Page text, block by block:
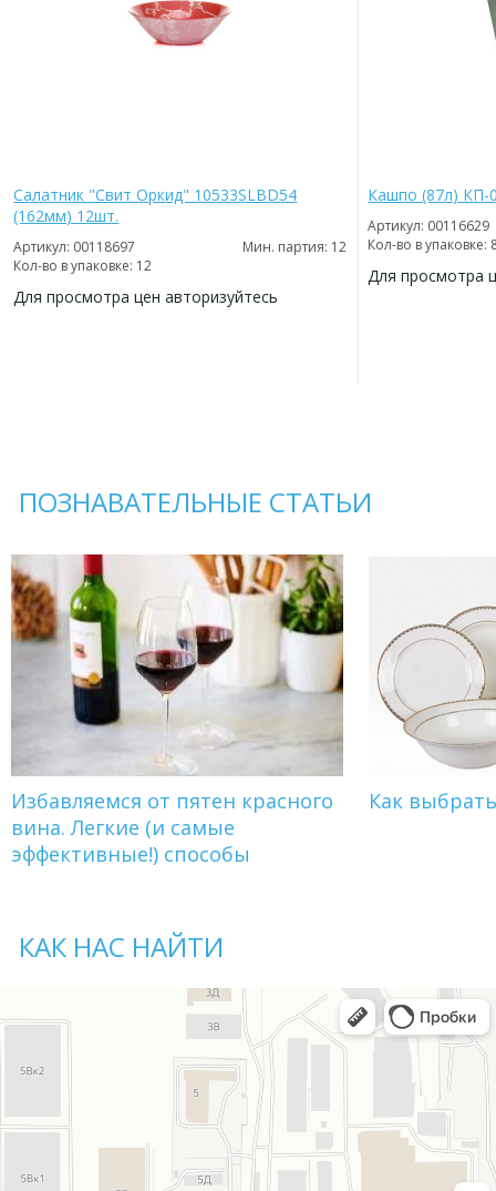
Салатник "Свит Оркид" 10533SLBD54
(162мм) 12шт.
Артикул: 00118697
Мин. партия: 12
Кол-во в упаковке: 12
Для просмотра цен авторизуйтесь
Кашпо (87л) КП-
Артикул: 00116629
Кол-во в упаковке:
Для просмотра
ПОЗНАВАТЕЛЬНЫЕ СТАТЬИ
Избавляемся от пятен красного
вина. Легкие (и самые
эффективные!) способы
Как
КАК НАС НАЙТИ